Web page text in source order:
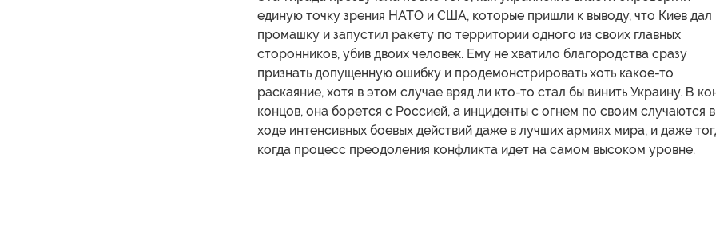
единую точку зрения НАТО и США, которые пришли к выводу, что Киев дал
промашку и запустил ракету по территории одного из своих главных
сторонников, убив двоих человек. Ему не хватило благородства сразу
признать допущенную ошибку и продемонстрировать хоть какое-то
раскаяние, хотя в этом случае вряд ли кто-то стал бы винить Украину. В
концов, она борется с Россией, а инциденты с огнем по своим случаются в
ходе интенсивных боевых действий даже в лучших армиях мира, и даже
когда процесс преодоления конфликта идет на самом высоком уровне.